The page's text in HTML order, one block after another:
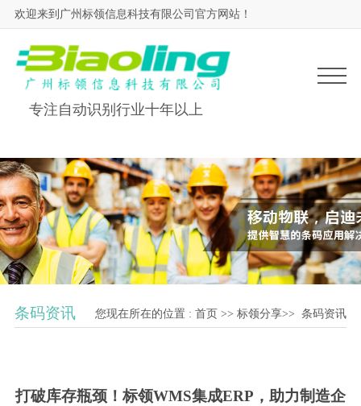
欢迎来到广州标领信息科技有限公司官方网站！
专注自动识别行业十年以上
条码资讯 您现在所在的位置 :首页 >>标领分享>>条码资讯
打破库存瓶颈！标领WMS集成ERP，助力制造企